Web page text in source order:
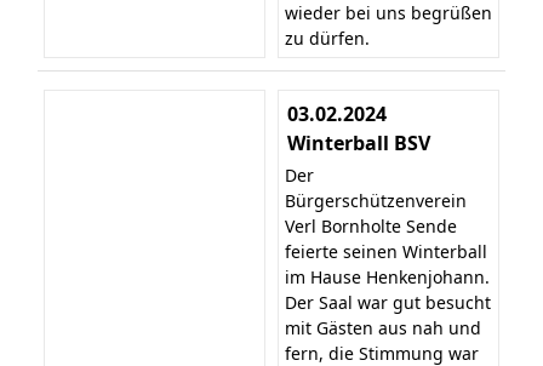
wieder bei uns begrüßen
zu dürfen.
03.02.2024
Winterball BSV
Der
Bürgerschützenverein
Verl Bornholte Sende
feierte seinen Winterball
im Hause Henkenjohann.
Der Saal war gut besucht
mit Gästen aus nah und
fern, die Stimmung war